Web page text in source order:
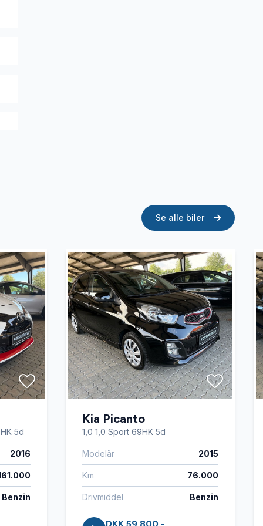
Se alle biler
5d
2016
Benzin
Kia Picanto
1,0 1,0 Sport 69HK 5d
Modelår 2015
Km 76.000
Drivmiddel Benzin